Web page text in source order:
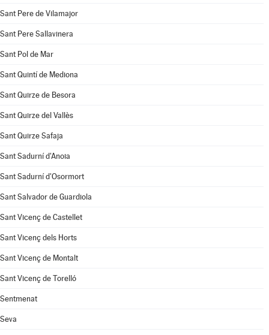
Sant Pere de Vilamajor
Sant Pere Sallavinera
Sant Pol de Mar
Sant Quintí de Mediona
Sant Quirze de Besora
Sant Quirze del Vallès
Sant Quirze Safaja
Sant Sadurní d'Anoia
Sant Sadurní d'Osormort
Sant Salvador de Guardiola
Sant Vicenç de Castellet
Sant Vicenç dels Horts
Sant Vicenç de Montalt
Sant Vicenç de Torelló
Sentmenat
Seva